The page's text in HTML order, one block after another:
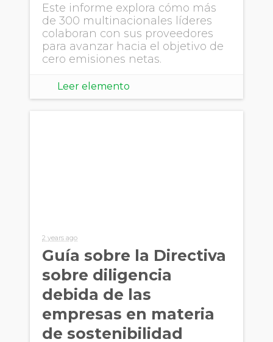
Este informe explora cómo más
de 300 multinacionales líderes
colaboran con sus proveedores
para avanzar hacia el objetivo de
cero emisiones netas.
Leer elemento
2 years ago
Guía sobre la Directiva
sobre diligencia
debida de las
empresas en materia
de sostenibilidad